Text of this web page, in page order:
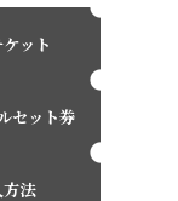
ット
セット券
方法